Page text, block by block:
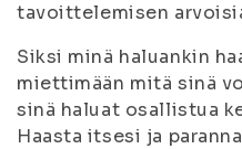
tavoittelemisen
Siksi minä haluankin
miettimään mitä sinä
sinä haluat osallistua
Haasta itsesi ja